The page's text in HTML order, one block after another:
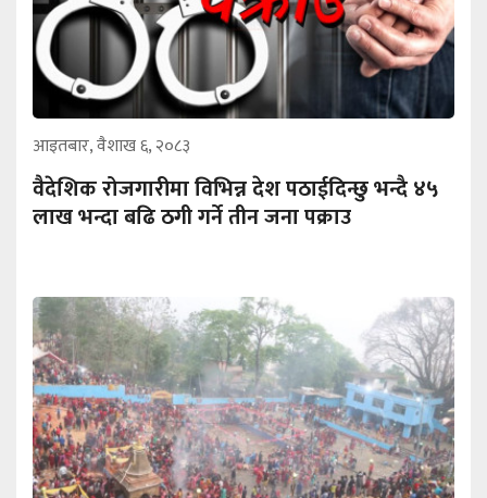
आइतबार, वैशाख ६, २०८३
वैदेशिक रोजगारीमा विभिन्न देश पठाईदिन्छु भन्दै ४५
लाख भन्दा बढि ठगी गर्ने तीन जना पक्राउ